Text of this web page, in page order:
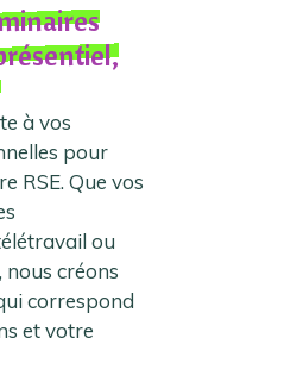
à vos
pour
RSE. Que vos
ou
nous créons
correspond
et votre